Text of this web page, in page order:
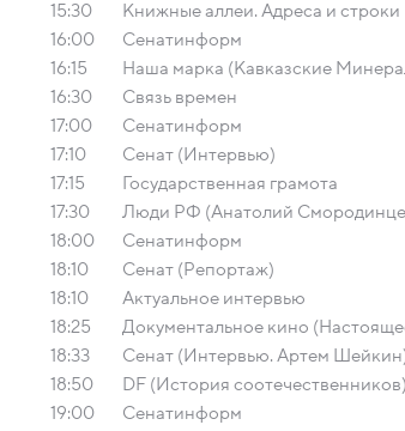
15:30
Книжные аллеи. Адреса и строки
16:00
Сенатинформ
16:15
Наша марка (Кавказские
16:30
Связь времен
17:00
Сенатинформ
17:10
Сенат (Интервью)
17:15
Государственная грамота
17:30
Люди РФ (Анатолий
18:00
Сенатинформ
18:10
Сенат (Репортаж)
18:10
Актуальное интервью
18:25
Документальное кино
18:33
Сенат (Интервью. Артем
18:50
DF (История соотечественников)
19:00
Сенатинформ